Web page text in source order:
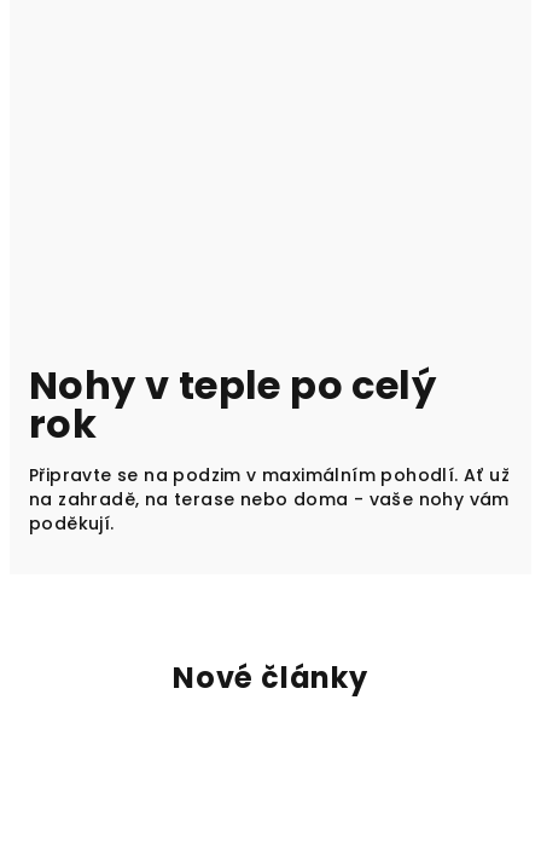
Nohy v teple po celý
rok
Připravte se na podzim v maximálním pohodlí. Ať už
na zahradě, na terase nebo doma - vaše nohy vám
poděkují.
Nové články